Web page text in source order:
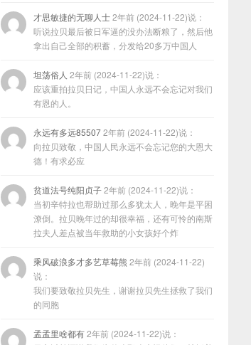
才思敏捷的无聊人士2年前 (2024-11-22)说：
听说拉贝最后被日军逼的没办法断粮了，然后他
拿出自己全部的积蓄，分发给20多万中国人
坦荡俗人 2年前 (2024-11-22)说：
应该重拍拉贝日记，中国人永远不会忘记对我们
有恩的人。
永远有多远855072年前 (2024-11-22)说：
向拉贝致敬，中国人民永远不会忘记您的大恩大
德！有求必应
贫道法号纯阳贞子2年前 (2024-11-22)说：
当初辛特拉也帮助过那么多犹太人，晚年是平困
潦倒。拉贝晚年过的却很幸福，还有可怜的南斯
拉夫人差点被当年救助的小女孩好个炸
乘风破浪多才多艺草莓熊 2年前 (2024-11-22)
说：
我们要致敬拉贝先生，谢谢拉贝先生拯救了我们
的同胞
孟孟里啥都有2年前 (2024-11-22)说：